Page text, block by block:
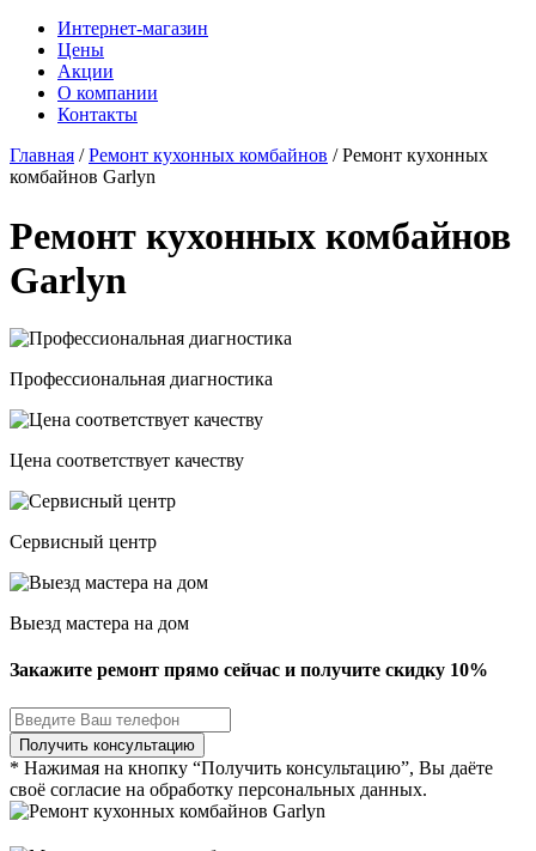
Интернет-магазин
Цены
Акции
О компании
Контакты
Главная /Ремонт кухонных комбайнов /Ремонт кухонных
комбайнов Garlyn
Ремонт кухонных комбайнов
Garlyn
Профессиональная диагностика
Цена соответствует качеству
Сервисный центр
Выезд мастера на дом
Закажите ремонт прямо сейчас и получите скидку 10%
* Нажимая на кнопку “Получить консультацию”, Вы даёте
своё согласие на обработку персональных данных.